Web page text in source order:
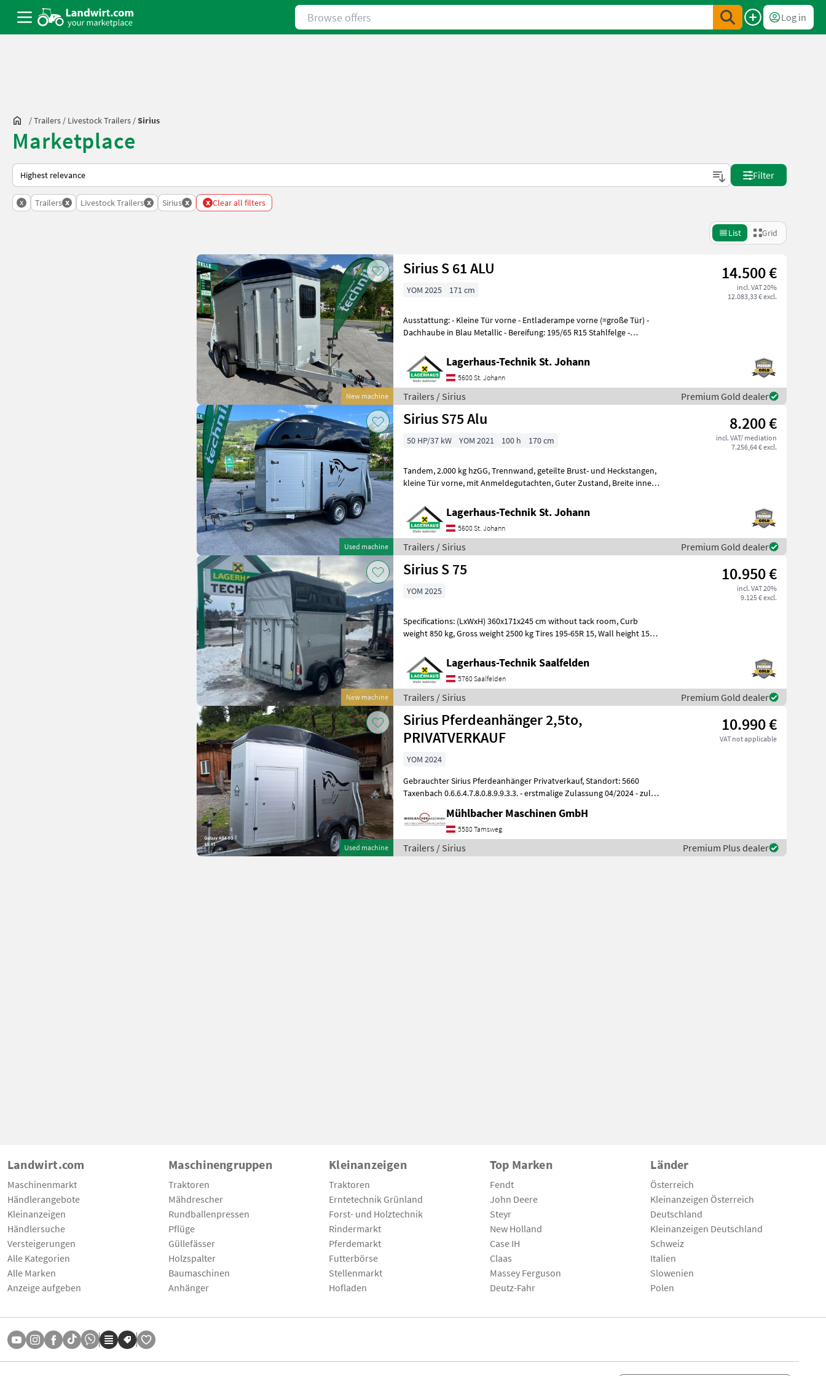
Browse offers
Log in
/Trailers / Livestock Trailers /Sirius
Marketplace
This is how sorting works on Landwirt.com
Filter
x Trailers x Livestock Trailers x Sirius x x Clear all filters
List Grid
New machine
Sirius S 61 ALU 14.500 €
incl. VAT 20%
12.083,33 € excl.
YOM 2025 171 cm
Ausstattung: - Kleine Tür vorne - Entladerampe vorne (=große Tür) -
Dachhaube in Blau Metallic - Bereifung: 195/65 R15 Stahlfelge -
Lagerhaus-Technik St. Johann
5600 St. Johann
Trailers / Sirius Premium Gold dealer
Used machine
Sirius S75 Alu 8.200 €
incl. VAT/ mediation
7.256,64 € excl.
50 HP/37 kW YOM 2021 100 h 170 cm
Tandem, 2.000 kg hzGG, Trennwand, geteilte Brust- und Heckstangen,
kleine Tür vorne, mit Anmeldegutachten, Guter Zustand, Breite innen:
Lagerhaus-Technik St. Johann
5600 St. Johann
Trailers / Sirius Premium Gold dealer
New machine
Sirius S 75 10.950 €
incl. VAT 20%
9.125 € excl.
YOM 2025
Specifications: (LxWxH) 360x171x245 cm without tack room, Curb
weight 850 kg, Gross weight 2500 kg Tires 195-65R 15, Wall height 152
Lagerhaus-Technik Saalfelden
5760 Saalfelden
Trailers / Sirius Premium Gold dealer
Used machine
Sirius Pferdeanhänger 2,5to,
PRIVATVERKAUF
10.990 €
VAT not applicable
YOM 2024
Gebrauchter Sirius Pferdeanhänger Privatverkauf, Standort: 5660
Taxenbach 0.6.6.4.7.8.0.8.9.9.3.3. - erstmalige Zulassung 04/2024 - zul.
Mühlbacher Maschinen GmbH
5580 Tamsweg
Trailers / Sirius Premium Plus dealer
Landwirt.com
Maschinenmarkt
Händlerangebote
Kleinanzeigen
Händlersuche
Versteigerungen
Alle Kategorien
Alle Marken
Anzeige aufgeben
Maschinengruppen
Traktoren
Mähdrescher
Rundballenpressen
Pflüge
Güllefässer
Holzspalter
Baumaschinen
Anhänger
Kleinanzeigen
Traktoren
Erntetechnik Grünland
Forst- und Holztechnik
Rindermarkt
Pferdemarkt
Futterbörse
Stellenmarkt
Hofladen
Top Marken
Fendt
John Deere
Steyr
New Holland
Case IH
Claas
Massey Ferguson
Deutz-Fahr
Länder
Österreich
Kleinanzeigen Österreich
Deutschland
Kleinanzeigen Deutschland
Schweiz
Italien
Slowenien
Polen